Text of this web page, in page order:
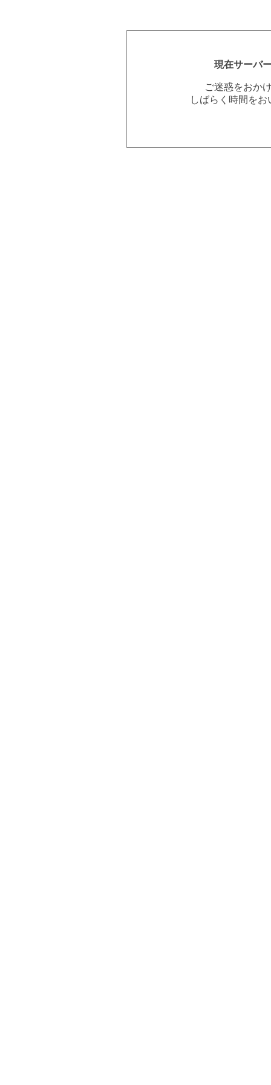
現在サーバ
ご迷惑をおか
しばらく時間を